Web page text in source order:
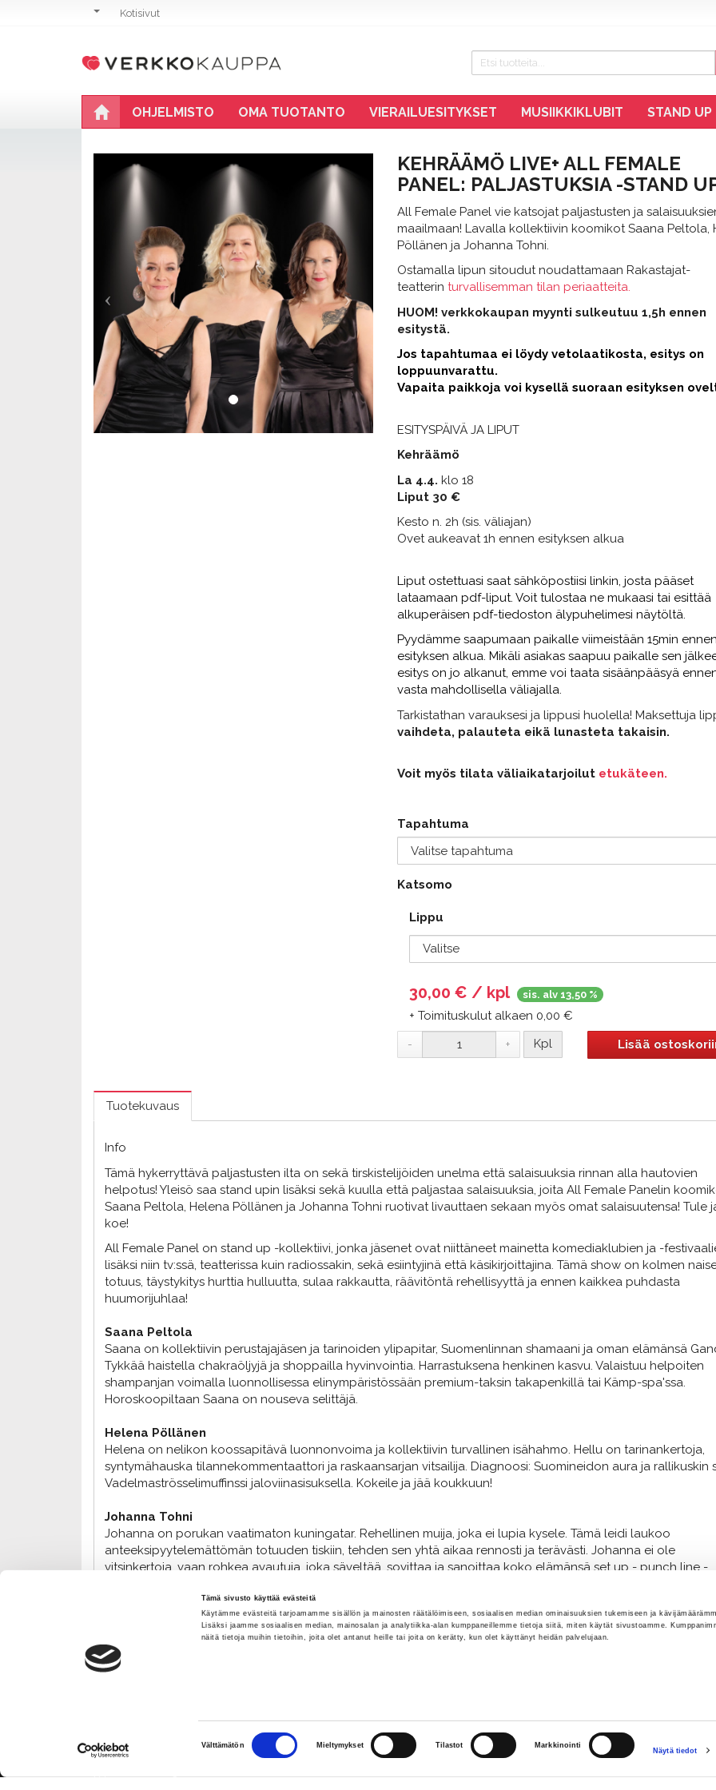
Tämä sivusto käyttää evästeitä
Käytämme evästeitä tarjoamamme sisällön ja mainosten räätälöimiseen, sosiaalisen median ominaisuuksien tukemiseen ja
Lisäksi jaamme sosiaalisen median, mainosalan ja analytiikka-alan kumppaneillemme tietoja siitä, miten käytät sivustoamme.
näitä tietoja muihin tietoihin, joita olet antanut heille tai joita on kerätty, kun olet käyttänyt heidän palvelujaan.
Välttämätön Mieltymykset Tilastot Markkinointi
Näytä tiedot
Kotisivut
OHJELMISTO OMA TUOTANTO VIERAILUESITYKSET MUSIIKKIKLUBIT STAND UP
KEHRÄÄMÖ LIVE+ ALL FEMALE
PANEL: PALJASTUKSIA -STAND
All Female Panel vie katsojat paljastusten ja
maailmaan! Lavalla kollektiivin koomikot Saana Peltola,
Pöllänen ja Johanna Tohni.
Ostamalla lipun sitoudut noudattamaan Rakastajat-
teatterin turvallisemman tilan periaatteita.
HUOM! verkkokaupan myynti sulkeutuu 1,5h ennen
esitystä.
Jos tapahtumaa ei löydy vetolaatikosta, esitys on
loppuunvarattu.
Vapaita paikkoja voi kysellä suoraan esityksen
ESITYSPÄIVÄ JA LIPUT
Kehräämö
La 4.4. klo 18
Liput 30 €
Kesto n. 2h (sis. väliajan)
Ovet aukeavat 1h ennen esityksen alkua
Liput ostettuasi saat sähköpostiisi linkin, josta pääset
lataamaan pdf-liput. Voit tulostaa ne mukaasi tai esittää
alkuperäisen pdf-tiedoston älypuhelimesi näytöltä.
Pyydämme saapumaan paikalle viimeistään 15min
esityksen alkua. Mikäli asiakas saapuu paikalle sen
esitys on jo alkanut, emme voi taata sisäänpääsyä
vasta mahdollisella väliajalla.
Tarkistathan varauksesi ja lippusi huolella! Maksettuja
vaihdeta, palauteta eikä lunasteta takaisin.
Voit myös tilata väliaikatarjoilut etukäteen.
Tapahtuma
Katsomo
Lippu
30,00 € / kpl sis. alv 13,50 %
+ Toimituskulut alkaen 0,00 €
- + Kpl Lisää
Tuotekuvaus
Info
Tämä hykerryttävä paljastusten ilta on sekä tirskistelijöiden unelma että salaisuuksia rinnan alla hautovien
helpotus! Yleisö saa stand upin lisäksi sekä kuulla että paljastaa salaisuuksia, joita All Female Panelin
Saana Peltola, Helena Pöllänen ja Johanna Tohni ruotivat livauttaen sekaan myös omat salaisuutensa! Tule
koe!
All Female Panel on stand up -kollektiivi, jonka jäsenet ovat niittäneet mainetta komediaklubien ja -
lisäksi niin tv:ssä, teatterissa kuin radiossakin, sekä esiintyjinä että käsikirjoittajina. Tämä show on kolmen
totuus, täystykitys hurttia hulluutta, sulaa rakkautta, räävitöntä rehellisyyttä ja ennen kaikkea puhdasta
huumorijuhlaa!
Saana Peltola
Saana on kollektiivin perustajajäsen ja tarinoiden ylipapitar, Suomenlinnan shamaani ja oman elämänsä
Tykkää haistella chakraöljyjä ja shoppailla hyvinvointia. Harrastuksena henkinen kasvu. Valaistuu helpoiten
shampanjan voimalla luonnollisessa elinympäristössään premium-taksin takapenkillä tai Kämp-spa'ssa.
Horoskoopiltaan Saana on nouseva selittäjä.
Helena Pöllänen
Helena on nelikon koossapitävä luonnonvoima ja kollektiivin turvallinen isähahmo. Hellu on tarinankertoja,
syntymähauska tilannekommentaattori ja raskaansarjan vitsailija. Diagnoosi: Suomineidon aura ja rallikuskin
Vadelmaströsselimuffinssi jaloviinasisuksella. Kokeile ja jää koukkuun!
Johanna Tohni
Johanna on porukan vaatimaton kuningatar. Rehellinen muija, joka ei lupia kysele. Tämä leidi laukoo
anteeksipyytelemättömän totuuden tiskiin, tehden sen yhtä aikaa rennosti ja terävästi. Johanna ei ole
vitsinkertoja, vaan rohkea avautuja, joka säveltää, sovittaa ja sanoittaa koko elämänsä set up - punch line -
Y-tunnus: 1092365-0